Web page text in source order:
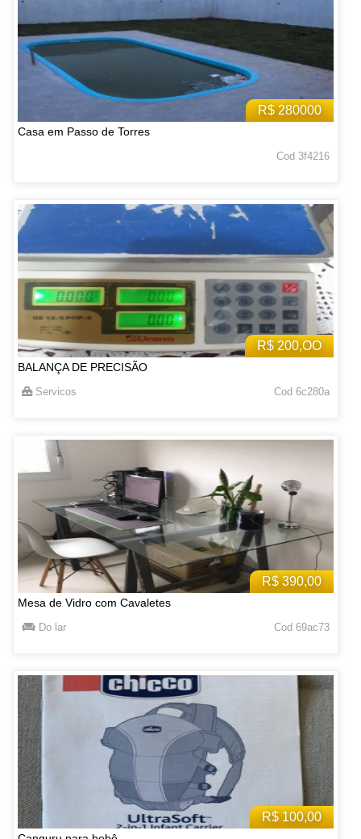
R$ 280000
Casa em Passo de Torres
Cod 3f4216
R$ 200,OO
BALANÇA DE PRECISÃO
Servicos Cod 6c280a
R$ 390,00
Mesa de Vidro com Cavaletes
Do lar Cod 69ac73
R$ 100,00